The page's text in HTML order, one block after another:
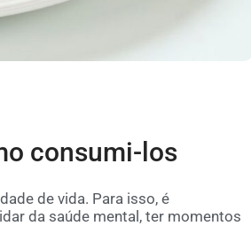
consumi-los
de vida. Para isso, é
da saúde mental, ter momentos